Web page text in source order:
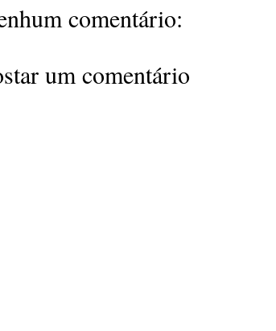
comentário:
um comentário